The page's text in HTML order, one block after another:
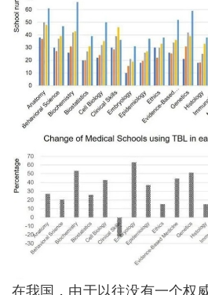
在我国，由于以往没有一个权